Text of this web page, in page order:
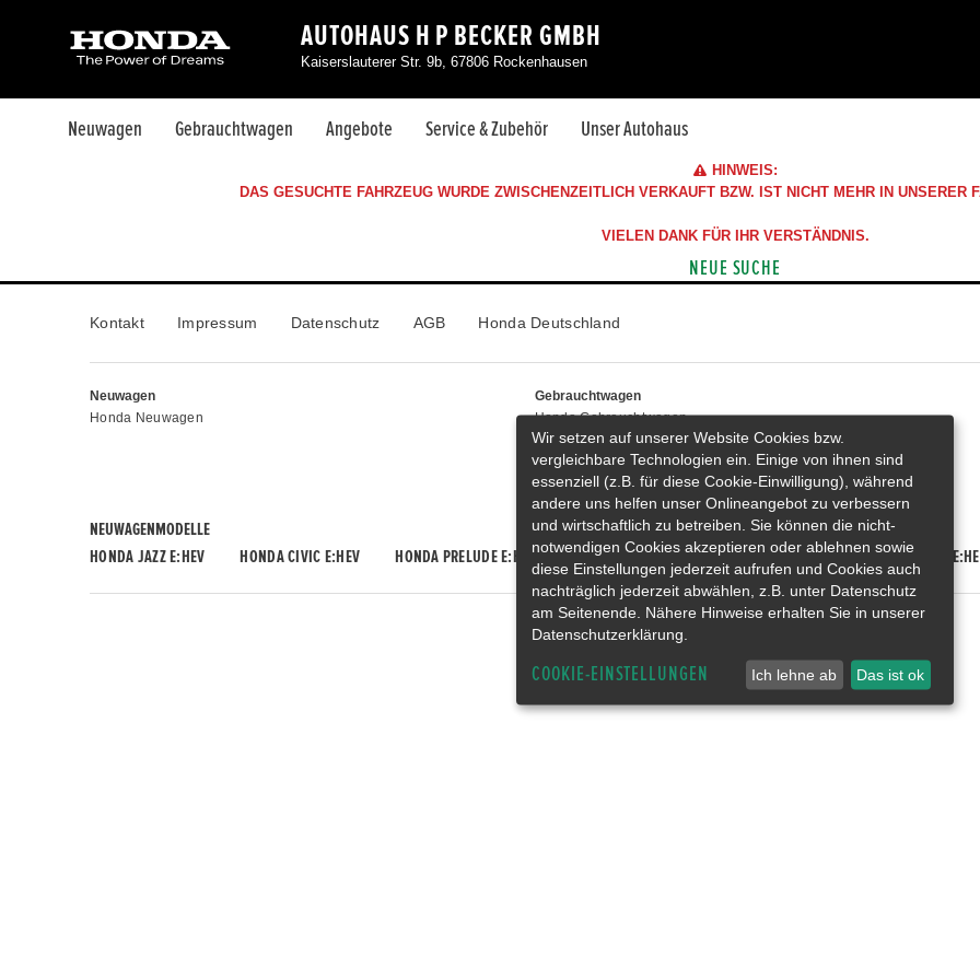
AUTOHAUS H P BECKER GMBH
Kaiserslauterer Str. 9b, 67806 Rockenhausen
Neuwagen Gebrauchtwagen Angebote Service & Zubehör Unser Autohaus
HINWEIS:
DAS GESUCHTE FAHRZEUG WURDE ZWISCHENZEITLICH VERKAUFT BZW. IST NICHT MEHR IN UNSERER
VIELEN DANK FÜR IHR VERSTÄNDNIS.
NEUE SUCHE
Kontakt Impressum Datenschutz AGB Honda Deutschland
Neuwagen
Honda Neuwagen
Gebrauchtwagen
Honda Gebrauchtwagen
Honda Vorführwagen
Gesamtbestand
NEUWAGENMODELLE
HONDA JAZZ E:HEV
HONDA CIVIC E:HEV HONDA PRELUDE E:HEV HONDA HR-V E:HEV HONDA ZR-V E:HEV HONDA CR-V
Wir setzen auf unserer Website Cookies bzw.
vergleichbare Technologien ein. Einige von ihnen sind
essenziell (z.B. für diese Cookie-Einwilligung), während
andere uns helfen unser Onlineangebot zu verbessern
und wirtschaftlich zu betreiben. Sie können die nicht-
notwendigen Cookies akzeptieren oder ablehnen sowie
diese Einstellungen jederzeit aufrufen und Cookies auch
nachträglich jederzeit abwählen, z.B. unter Datenschutz
am Seitenende. Nähere Hinweise erhalten Sie in unserer
Datenschutzerklärung.
COOKIE-EINSTELLUNGEN Ich lehne ab Das ist ok